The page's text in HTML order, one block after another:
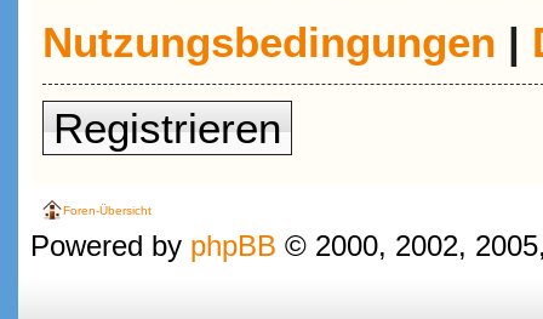
Nutzungsbedingungen |
Registrieren
Foren-Übersicht
Powered by phpBB © 2000, 2002,